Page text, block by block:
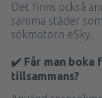
Det finns också
samma städer
sökmotorn eSky.
✔️ Får man boka
tillsammans?